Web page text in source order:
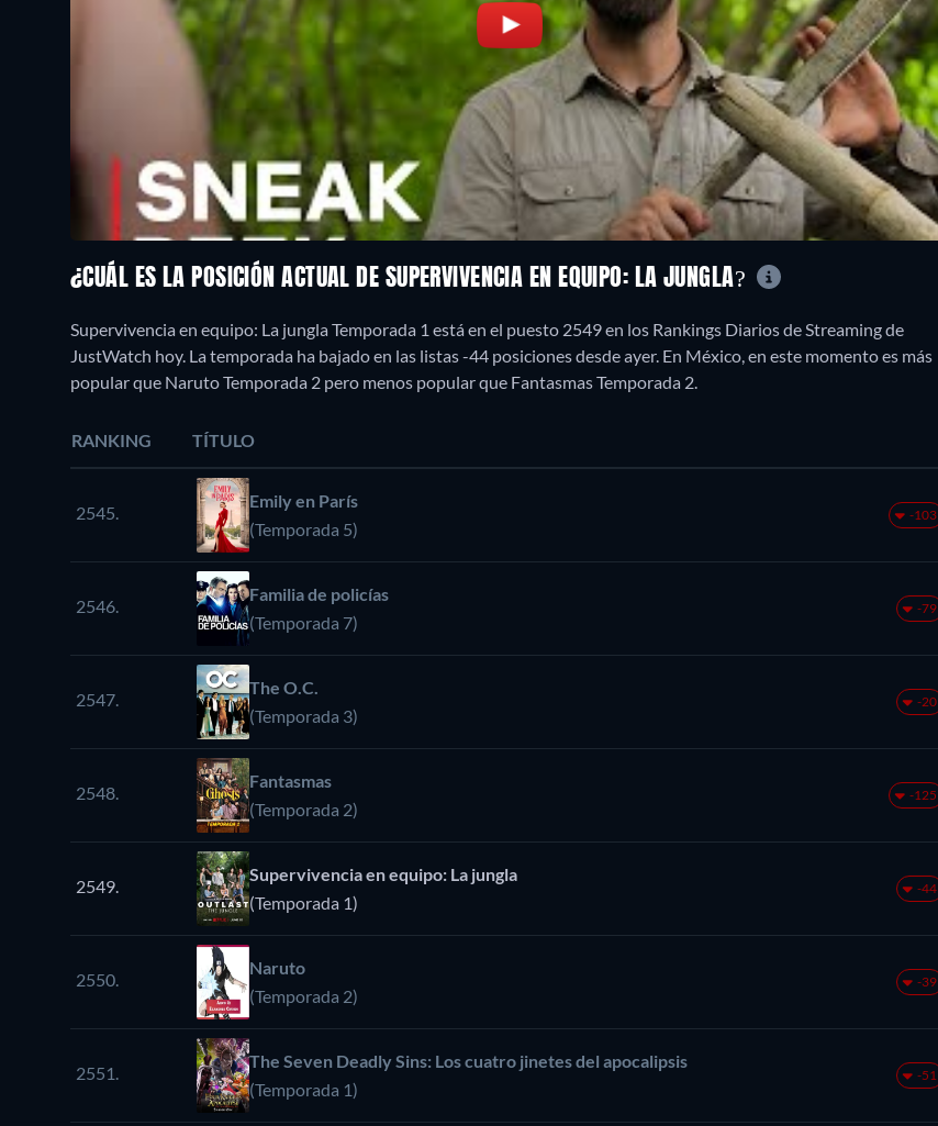
¿CUÁL ES LA POSICIÓN ACTUAL DE SUPERVIVENCIA EN EQUIPO: LA JUNGLA?
Supervivencia en equipo: La jungla Temporada 1 está en el puesto 2549 en los Rankings Diarios de Streaming de
JustWatch hoy. La temporada ha bajado en las listas -44 posiciones desde ayer. En México, en este momento es más
popular que Naruto Temporada 2 pero menos popular que Fantasmas Temporada 2.
RANKING TÍTULO
2545.
Emily en París
(Temporada 5)
-103
2546.
Familia de policías
(Temporada 7)
-79
2547.
The O.C.
(Temporada 3)
-20
2548.
Fantasmas
(Temporada 2)
-125
2549.
Supervivencia en equipo: La jungla
(Temporada 1)
-44
2550.
Naruto
(Temporada 2)
-39
2551.
The Seven Deadly Sins: Los cuatro jinetes del apocalipsis
(Temporada 1)
-51